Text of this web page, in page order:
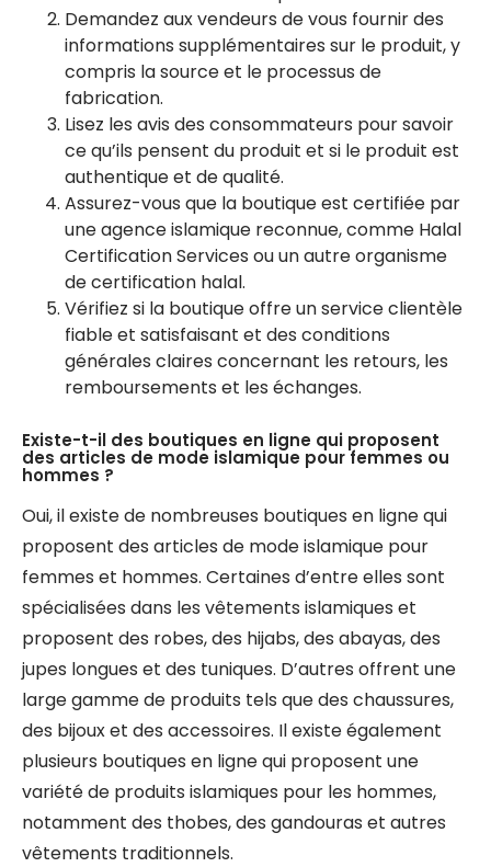
Demandez aux vendeurs de vous fournir des
informations supplémentaires sur le produit, y
compris la source et le processus de
fabrication.
Lisez les avis des consommateurs pour savoir
ce qu’ils pensent du produit et si le produit est
authentique et de qualité.
Assurez-vous que la boutique est certifiée par
une agence islamique reconnue, comme Halal
Certification Services ou un autre organisme
de certification halal.
Vérifiez si la boutique offre un service clientèle
fiable et satisfaisant et des conditions
générales claires concernant les retours, les
remboursements et les échanges.
Existe-t-il des boutiques en ligne qui proposent
des articles de mode islamique pour femmes ou
hommes ?
Oui, il existe de nombreuses boutiques en ligne qui
proposent des articles de mode islamique pour
femmes et hommes. Certaines d’entre elles sont
spécialisées dans les vêtements islamiques et
proposent des robes, des hijabs, des abayas, des
jupes longues et des tuniques. D’autres offrent une
large gamme de produits tels que des chaussures,
des bijoux et des accessoires. Il existe également
plusieurs boutiques en ligne qui proposent une
variété de produits islamiques pour les hommes,
notamment des thobes, des gandouras et autres
vêtements traditionnels.